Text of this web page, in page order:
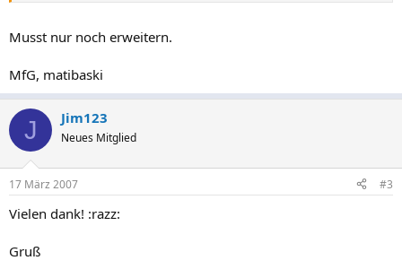
Musst nur noch erweitern.
MfG, matibaski
J Jim123
Neues Mitglied
17 März 2007 #3
Vielen dank! :razz:
Gruß